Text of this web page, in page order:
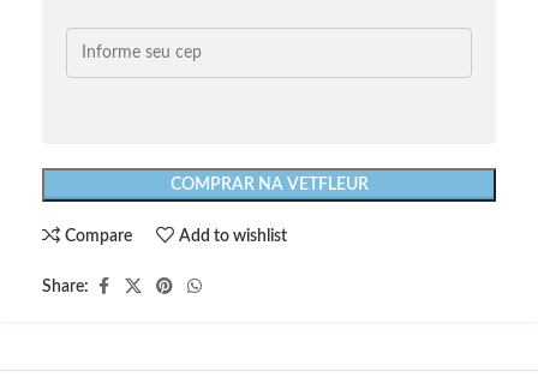
COMPRAR NA VETFLEUR
Compare Add to wishlist
Share: